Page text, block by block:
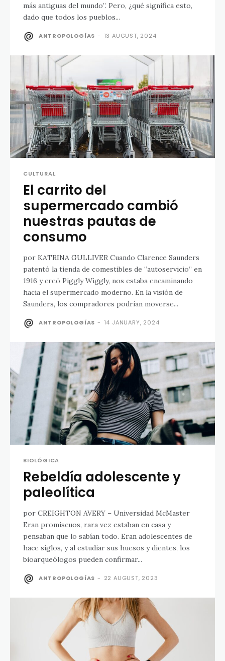
más antiguas del mundo”. Pero, ¿qué significa esto,
dado que todos los pueblos...
ANTROPOLOGÍAS - 13 AUGUST, 2024
CULTURAL
El carrito del
supermercado cambió
nuestras pautas de
consumo
por KATRINA GULLIVER Cuando Clarence Saunders
patentó la tienda de comestibles de “autoservicio” en
1916 y creó Piggly Wiggly, nos estaba encaminando
hacia el supermercado moderno. En la visión de
Saunders, los compradores podrían moverse...
ANTROPOLOGÍAS - 14 JANUARY, 2024
BIOLÓGICA
Rebeldía adolescente y
paleolítica
por CREIGHTON AVERY – Universidad McMaster
Eran promiscuos, rara vez estaban en casa y
pensaban que lo sabían todo. Eran adolescentes de
hace siglos, y al estudiar sus huesos y dientes, los
bioarqueólogos pueden confirmar...
ANTROPOLOGÍAS - 22 AUGUST, 2023